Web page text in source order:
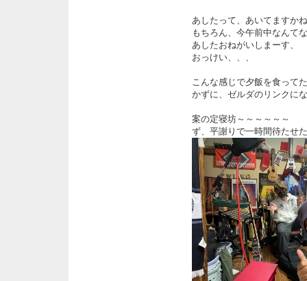
あしたって、あいてますか
もちろん、今午前中なん
あしたおねがいしまーす、
おっけい、、、
こんな感じで夕飯を食って
かずに、ゼルダのリンク
案の定寝坊～～～～～～
ず、平謝りで一時間待たせ